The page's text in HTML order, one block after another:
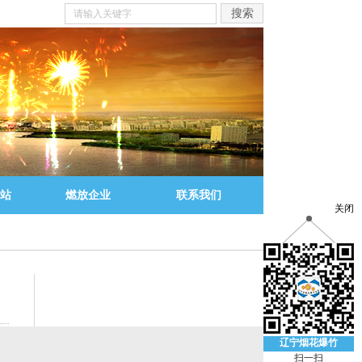
燃放企业 联系我们
关闭
辽宁烟花爆竹
扫一扫